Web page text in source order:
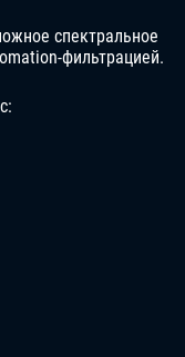
спектральное
фильтрацией.